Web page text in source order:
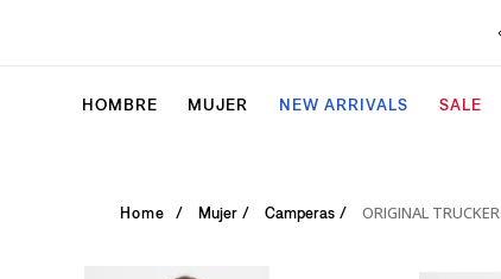
HOMBRE MUJER NEW ARRIVALS SALE
Mujer Camperas ORIGINAL TRUCKER